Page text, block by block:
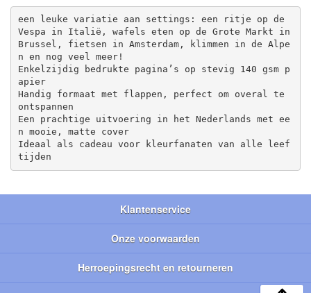
een leuke variatie aan settings: een ritje op de
Vespa in Italië, wafels eten op de Grote Markt in
Brussel, fietsen in Amsterdam, klimmen in de Alpe
n en nog veel meer!
Enkelzijdig bedrukte pagina’s op stevig 140 gsm p
apier
Handig formaat met flappen, perfect om overal te
ontspannen
Een prachtige uitvoering in het Nederlands met ee
n mooie, matte cover
Ideaal als cadeau voor kleurfanaten van alle leef
Klantenservice
Onze voorwaarden
Herroepingsrecht en retourneren